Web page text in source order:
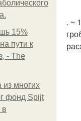
15%
пути к
- The
из многих
фонд Spijt
в
. ~